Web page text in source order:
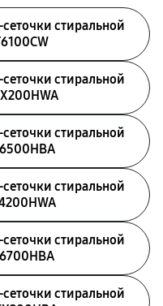
стиральной
стиральной
стиральной
стиральной
стиральной
стиральной